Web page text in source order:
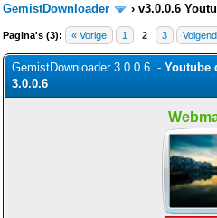
GemistDownloader
› v3.0.0.6
Pagina's (3): « Vorige 1 2 3
GemistDownloader 3.0.0.6 - Youtube
3.0.0.6